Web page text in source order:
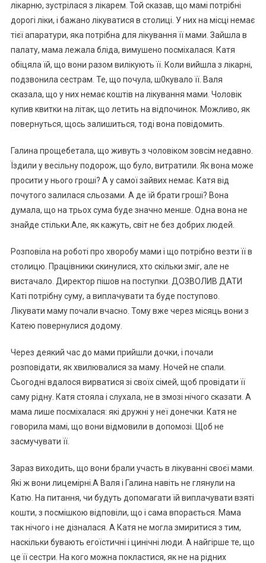
лікарню, зустрілася з лікарем. Той сказав, що мамі потрібні
дорогі ліки, і бажано лікуватися в столиці. У них на місці немає
тієї апаратури, яка потрібна для лікування її мами. Зайшла в
палату, мама лежала бліда, вимушено посміхалася. Катя
обіцяла їй, що вони разом вилікують її. Коли вийшла з лікарні,
подзвонила сестрам. Те, що почула, ш0кувало її. Валя
сказала, що у них немає коштів на лікування мами. Чоловік
купив квитки на літак, що летить на відпочинок. Можливо, як
повернуться, щось залишиться, тоді вона повідомить.
Галина прощебетала, що живуть з чоловіком зовсім недавно.
Їздили у весільну подорож, що було, витратили. Як вона може
просити у нього гроші? А у самої зайвих немає. Катя від
почутого залилася сльозами. А де їй брати гроші? Вона
думала, що на трьох сума буде значно менше. Одна вона не
знайде стільки.Але, як кажуть, світ не без добрих людей.
Розповіла на роботі про хворобу мами і що потрібно везти її в
столицю. Працівники скинулися, хто скільки зміг, але не
вистачало. Директор пішов на поступки. ДОЗВОЛИВ ДАТИ
Каті потрібну суму, а виплачувати та буде поступово.
Лікувати маму почали вчасно. Тому вже через місяць вони з
Катею повернулися додому.
Через деякий час до мами прийшли дочки, і почали
розповідати, як хвилювалися за маму. Ночей не спали.
Сьогодні вдалося вирватися зі своїх сімей, щоб провідати її
саму рідну. Катя стояла і слухала, не в змозі нічого сказати. А
мама лише посміхалася: які дружні у неї донечки. Катя не
говорила мамі, що вони відмовили в допомозі. Щоб не
засмучувати її.
Зараз виходить, що вони брали участь в лікуванні своєї мами.
Які ж вони лицемірні.А Валя і Галина навіть не глянули на
Катю. На питання, чи будуть допомагати їй виплачувати взяті
кошти, з посмішкою відповіли, що і сама впорається. Мама
так нічого і не дізналася. А Катя не могла змиритися з тим,
наскільки бувають егоїстичні і цинічні люди. А найгірше те, що
це її сестри. На кого можна покластися, як не на рідних